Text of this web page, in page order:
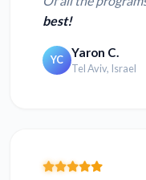
best!
YC Yaron C.
Tel Aviv, Israel